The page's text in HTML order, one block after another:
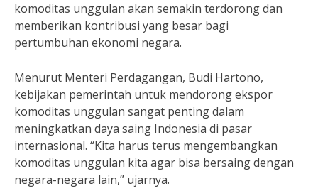
komoditas unggulan akan semakin terdorong dan
memberikan kontribusi yang besar bagi
pertumbuhan ekonomi negara.
Menurut Menteri Perdagangan, Budi Hartono,
kebijakan pemerintah untuk mendorong ekspor
komoditas unggulan sangat penting dalam
meningkatkan daya saing Indonesia di pasar
internasional. “Kita harus terus mengembangkan
komoditas unggulan kita agar bisa bersaing dengan
negara-negara lain,” ujarnya.